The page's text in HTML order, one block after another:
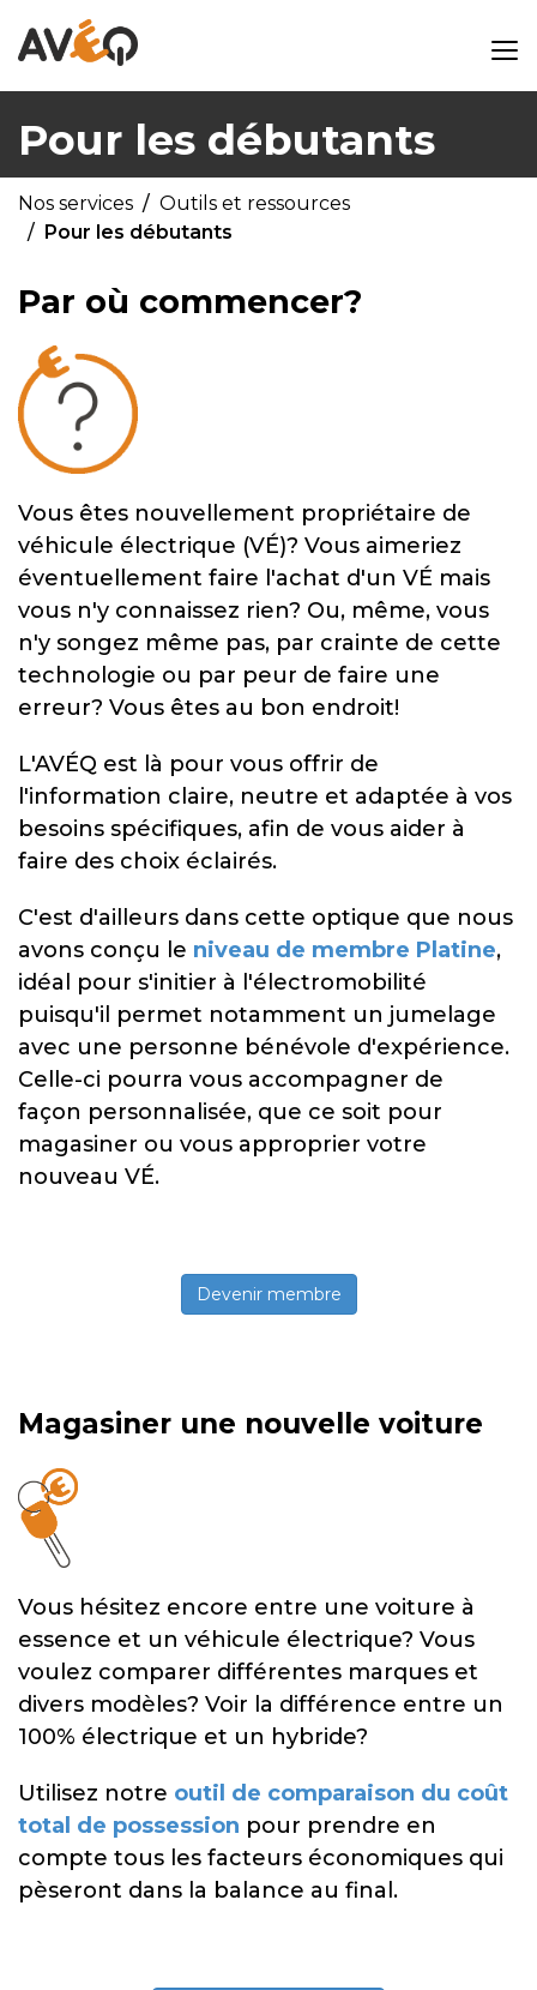
Pour les débutants
Nos services
Outils et ressources
Pour les débutants
Par où commencer?
Vous êtes nouvellement propriétaire de
véhicule électrique (VÉ)? Vous aimeriez
éventuellement faire l'achat d'un VÉ mais
vous n'y connaissez rien? Ou, même, vous
n'y songez même pas, par crainte de cette
technologie ou par peur de faire une
erreur? Vous êtes au bon endroit!
L'AVÉQ est là pour vous offrir de
l'information claire, neutre et adaptée à vos
besoins spécifiques, afin de vous aider à
faire des choix éclairés.
C'est d'ailleurs dans cette optique que nous
avons conçu le niveau de membre Platine,
idéal pour s'initier à l'électromobilité
puisqu'il permet notamment un jumelage
avec une personne bénévole d'expérience.
Celle-ci pourra vous accompagner de
façon personnalisée, que ce soit pour
magasiner ou vous approprier votre
nouveau VÉ.
Devenir membre
Magasiner une nouvelle voiture
Vous hésitez encore entre une voiture à
essence et un véhicule électrique? Vous
voulez comparer différentes marques et
divers modèles? Voir la différence entre un
100% électrique et un hybride?
Utilisez notre outil de comparaison du coût
total de possession pour prendre en
compte tous les facteurs économiques qui
pèseront dans la balance au final.